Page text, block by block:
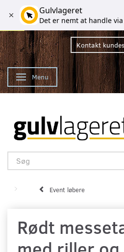
Kontakt
Skifte navigation
Menu
Event løbere
Rødt
Gulvlageret
Det er nemt at handle